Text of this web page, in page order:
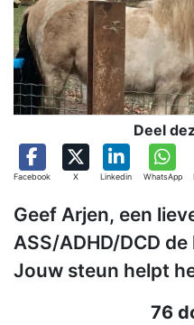
Deel
Facebook X Linkedin WhatsApp
Geef Arjen, een
ASS/ADHD/DCD
Jouw steun helpt
76